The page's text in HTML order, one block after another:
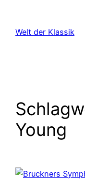
springen
Welt der Klassik
Young